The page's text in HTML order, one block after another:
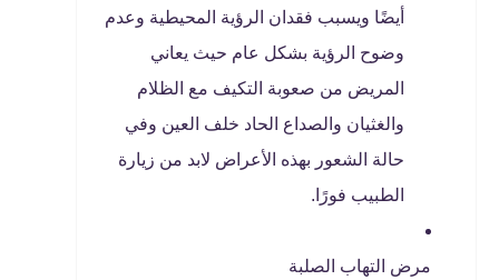
أيضًا ويسبب فقدان الرؤية المحيطية وعدم
وضوح الرؤية بشكل عام حيث يعاني
المريض من صعوبة التكيف مع الظلام
والغثيان والصداع الحاد خلف العين وفي
حالة الشعور بهذه الأعراض لابد من زيارة
الطبيب فورًا.
مرض التهاب الصلبة